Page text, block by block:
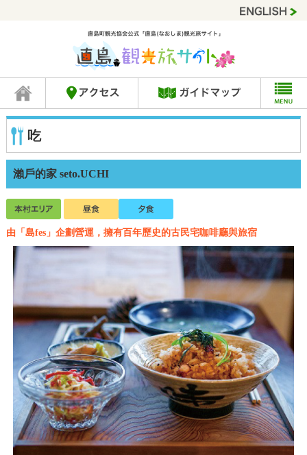
吃
瀨戶的家 seto.UCHI
由「島fes」企劃營運，擁有百年歷史的古民宅咖啡廳與旅宿